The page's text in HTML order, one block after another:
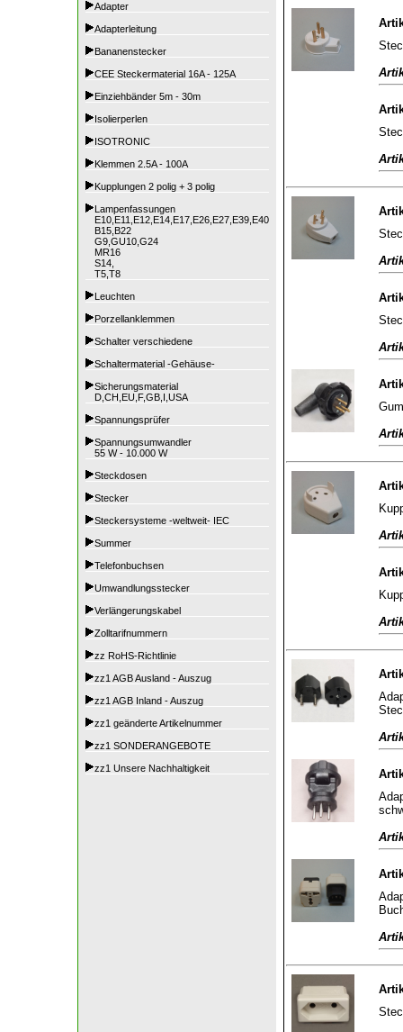
Adapter
Adapterleitung
Bananenstecker
CEE Steckermaterial 16A - 125A
Einziehbänder 5m - 30m
Isolierperlen
ISOTRONIC
Klemmen 2.5A - 100A
Kupplungen 2 polig + 3 polig
Lampenfassungen
E10,E11,E12,E14,E17,E26,E27,E39,E40
B15,B22
G9,GU10,G24
MR16
S14,
T5,T8
Leuchten
Porzellanklemmen
Schalter verschiedene
Schaltermaterial -Gehäuse-
Sicherungsmaterial
D,CH,EU,F,GB,I,USA
Spannungsprüfer
Spannungsumwandler
55 W - 10.000 W
Steckdosen
Stecker
Steckersysteme -weltweit- IEC
Summer
Telefonbuchsen
Umwandlungsstecker
Verlängerungskabel
Zolltarifnummern
zz RoHS-Richtlinie
zz1 AGB Ausland - Auszug
zz1 AGB Inland - Auszug
zz1 geänderte Artikelnummer
zz1 SONDERANGEBOTE
zz1 Unsere Nachhaltigkeit